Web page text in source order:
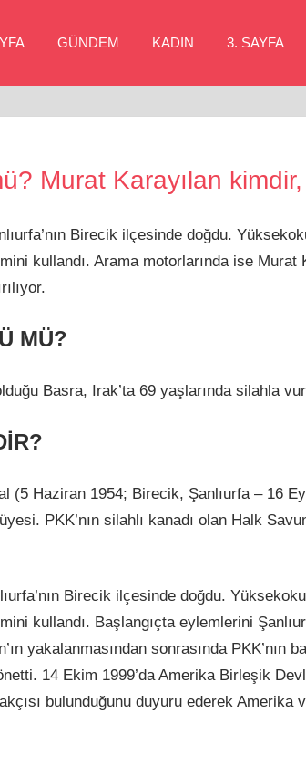
GÜNDEM KADIN 3. SAYFA
Murat Karayılan
Birecik ilçesinde doğdu.
kullandı. Arama motorlarında ise
MÜ?
Basra, Irak’ta 69 yaşlarında silahla
(5 Haziran 1954; Birecik, Şanlıurfa – 16
PKK’nın silahlı kanadı olan Halk
Birecik ilçesinde doğdu.
kullandı. Başlangıçta eylemlerini
yakalanmasından sonrasında PKK’nın
14 Ekim 1999’da Amerika Birleşik
bulunduğunu duyuru ederek Amerika